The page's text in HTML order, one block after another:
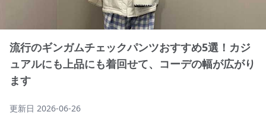
流行のギンガムチェックパンツおすすめ5選！カジ
ュアルにも上品にも着回せて、コーデの幅が広がり
ます
更新日 2026-06-26